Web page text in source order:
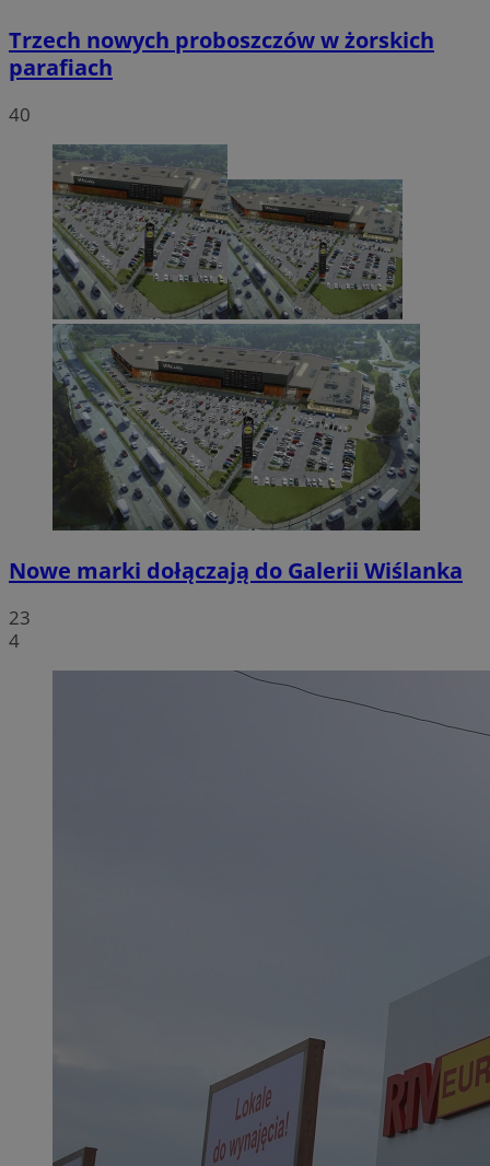
Trzech nowych proboszczów w żorskich
parafiach
40
Nowe marki dołączają do Galerii Wiślanka
23
4